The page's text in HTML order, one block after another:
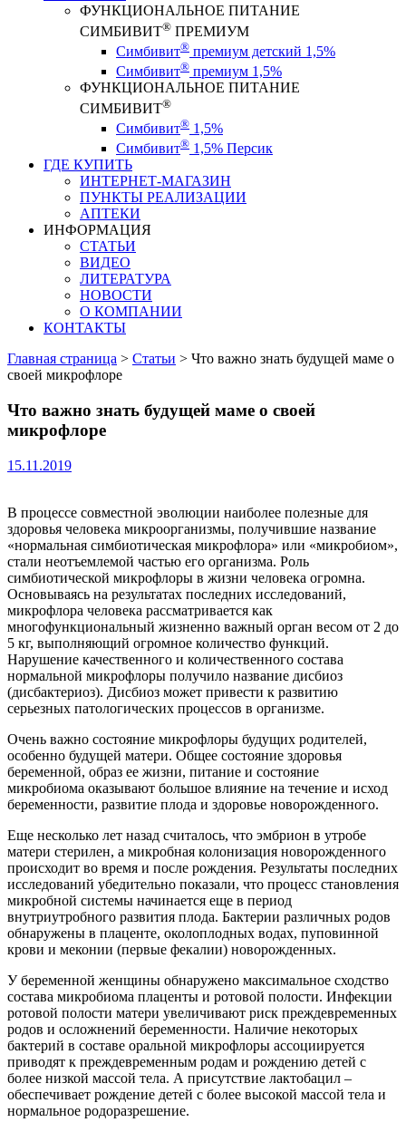
ФУНКЦИОНАЛЬНОЕ ПИТАНИЕ
СИМБИВИТ® ПРЕМИУМ
Симбивит® премиум детский 1,5%
Симбивит® премиум 1,5%
ФУНКЦИОНАЛЬНОЕ ПИТАНИЕ
СИМБИВИТ®
Симбивит® 1,5%
Симбивит® 1,5% Персик
ГДЕ КУПИТЬ
ИНТЕРНЕТ-МАГАЗИН
ПУНКТЫ РЕАЛИЗАЦИИ
АПТЕКИ
ИНФОРМАЦИЯ
СТАТЬИ
ВИДЕО
ЛИТЕРАТУРА
НОВОСТИ
О КОМПАНИИ
КОНТАКТЫ
Главная страница > Статьи > Что важно знать будущей маме о
своей микрофлоре
Что важно знать будущей маме о своей
микрофлоре
15.11.2019
В процессе совместной эволюции наиболее полезные для
здоровья человека микроорганизмы, получившие название
«нормальная симбиотическая микрофлора» или «микробиом»,
стали неотъемлемой частью его организма. Роль
симбиотической микрофлоры в жизни человека огромна.
Основываясь на результатах последних исследований,
микрофлора человека рассматривается как
многофункциональный жизненно важный орган весом от 2 до
5 кг, выполняющий огромное количество функций.
Нарушение качественного и количественного состава
нормальной микрофлоры получило название дисбиоз
(дисбактериоз). Дисбиоз может привести к развитию
серьезных патологических процессов в организме.
Очень важно состояние микрофлоры будущих родителей,
особенно будущей матери. Общее состояние здоровья
беременной, образ ее жизни, питание и состояние
микробиома оказывают большое влияние на течение и исход
беременности, развитие плода и здоровье новорожденного.
Еще несколько лет назад считалось, что эмбрион в утробе
матери стерилен, а микробная колонизация новорожденного
происходит во время и после рождения. Результаты последних
исследований убедительно показали, что процесс становления
микробной системы начинается еще в период
внутриутробного развития плода. Бактерии различных родов
обнаружены в плаценте, околоплодных водах, пуповинной
крови и меконии (первые фекалии) новорожденных.
У беременной женщины обнаружено максимальное сходство
состава микробиома плаценты и ротовой полости. Инфекции
ротовой полости матери увеличивают риск преждевременных
родов и осложнений беременности. Наличие некоторых
бактерий в составе оральной микрофлоры ассоциируется
приводят к преждевременным родам и рождению детей с
более низкой массой тела. А присутствие лактобацил –
обеспечивает рождение детей с более высокой массой тела и
нормальное родоразрешение.